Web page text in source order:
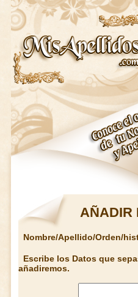
AÑADIR
Nombre/Apellido/Orden/
Escribe los Datos que
añadiremos.